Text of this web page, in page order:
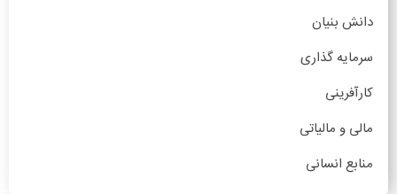
دانش بنیان
سرمایه گذاری
کارآفرینی
مالی و مالیاتی
منابع انسانی